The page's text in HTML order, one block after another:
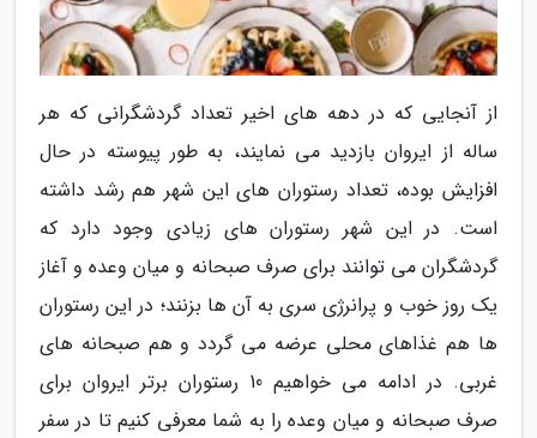
از آنجایی که در دهه های اخیر تعداد گردشگرانی که هر
ساله از ایروان بازدید می نمایند، به طور پیوسته در حال
افزایش بوده، تعداد رستوران های این شهر هم رشد داشته
است. در این شهر رستوران های زیادی وجود دارد که
گردشگران می توانند برای صرف صبحانه و میان وعده و آغاز
یک روز خوب و پرانرژی سری به آن ها بزنند؛ در این رستوران
ها هم غذاهای محلی عرضه می گردد و هم صبحانه های
غربی. در ادامه می خواهیم 10 رستوران برتر ایروان برای
صرف صبحانه و میان وعده را به شما معرفی کنیم تا در سفر